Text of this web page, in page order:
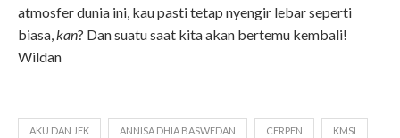
atmosfer dunia ini, kau pasti tetap nyengir lebar seperti
biasa,kan? Dan suatu saat kita akan bertemu kembali!
Wildan
AKU DAN JEK ANNISA DHIA BASWEDAN CERPEN KMSI